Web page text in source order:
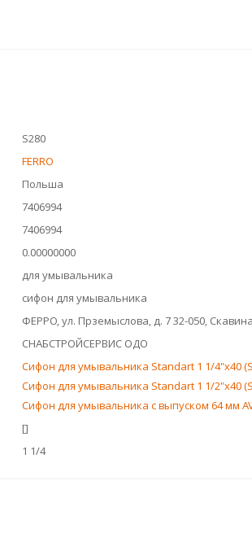
S280
FERRO
Польша
7406994
7406994
0.00000000
для умывальника
сифон для умывальника
ФЕРРО, ул. Прземыслова, д. 7 32-050,
СНАБСТРОЙСЕРВИС ОДО
Сифон для умывальника Standart 1 1/4"х40
Сифон для умывальника Standart 1 1/2"х40
Сифон для умывальника с выпуском 64 мм
[]
1 1/4